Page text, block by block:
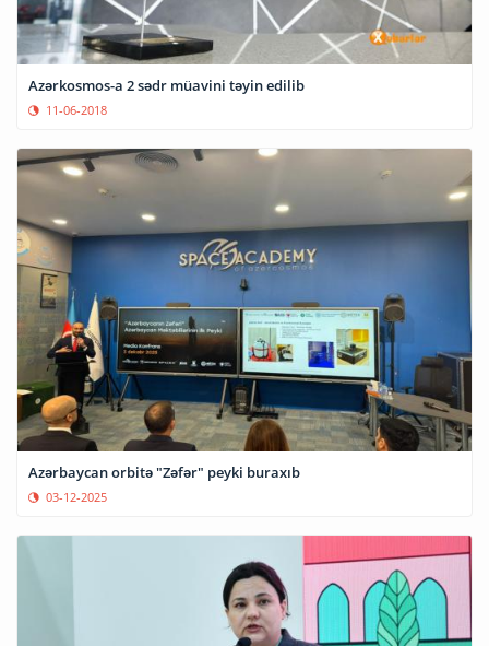
Azərkosmos-a 2 sədr müavini təyin edilib
11-06-2018
Azərbaycan orbitə "Zəfər" peyki buraxıb
03-12-2025